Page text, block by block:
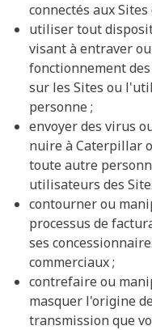
connectés aux
utiliser tout
visant à entraver
fonctionnement
sur les Sites ou
personne ;
envoyer des virus
nuire à Caterpillar
toute autre
utilisateurs des
contourner ou
processus de
ses
commerciaux ;
contrefaire ou
masquer l'origine
transmission que